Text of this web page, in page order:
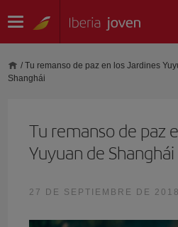
/ Tu remanso de paz en los Jardines
Shanghái
Tu remanso de paz
Yuyuan de Shanghái
27 DE SEPTIEMBRE DE 2018